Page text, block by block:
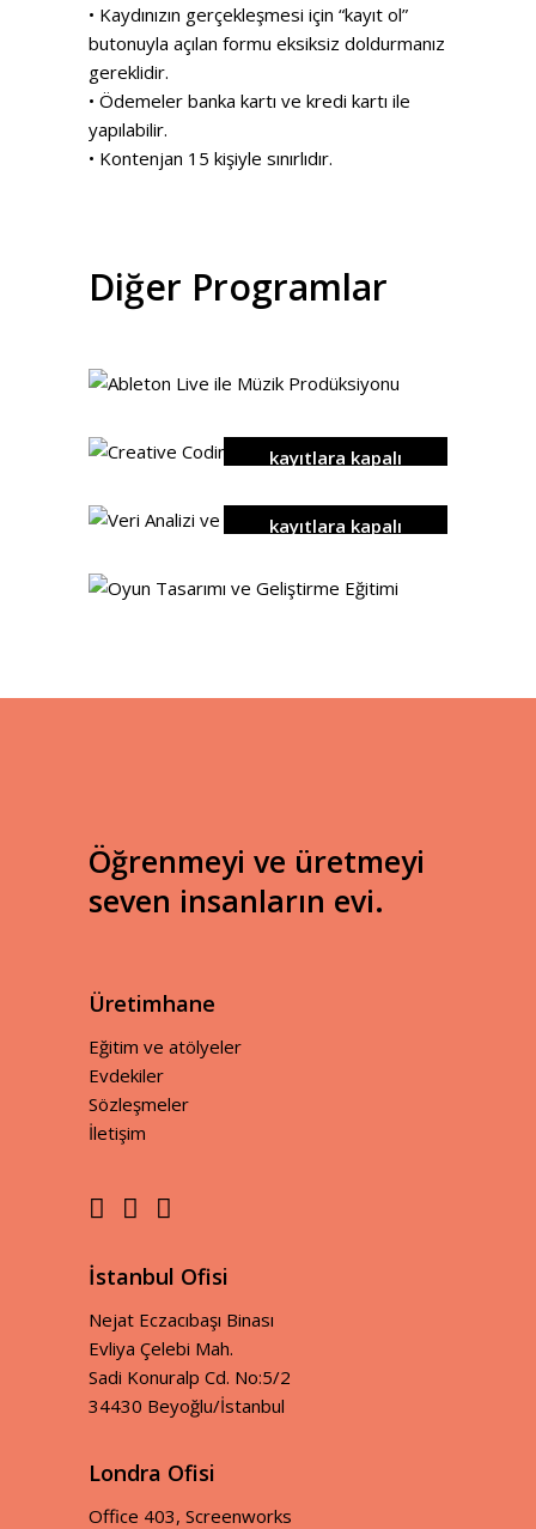
• Kaydınızın gerçekleşmesi için “kayıt ol”
butonuyla açılan formu eksiksiz doldurmanız
gereklidir.
• Ödemeler banka kartı ve kredi kartı ile
yapılabilir.
• Kontenjan 15 kişiyle sınırlıdır.
Diğer Programlar
kayıtlara kapalı
kayıtlara kapalı
Öğrenmeyi ve üretmeyi
seven insanların evi.
Üretimhane
Eğitim ve atölyeler
Evdekiler
Sözleşmeler
İletişim
İstanbul Ofisi
Nejat Eczacıbaşı Binası
Evliya Çelebi Mah.
Sadi Konuralp Cd. No:5/2
34430 Beyoğlu/İstanbul
Londra Ofisi
Office 403, Screenworks